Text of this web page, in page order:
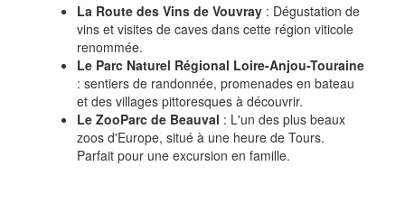
La Route des Vins de Vouvray : Dégustation de
vins et visites de caves dans cette région viticole
renommée.
Le Parc Naturel Régional Loire-Anjou-Touraine
: sentiers de randonnée, promenades en bateau
et des villages pittoresques à découvrir.
Le ZooParc de Beauval : L'un des plus beaux
zoos d'Europe, situé à une heure de Tours.
Parfait pour une excursion en famille.